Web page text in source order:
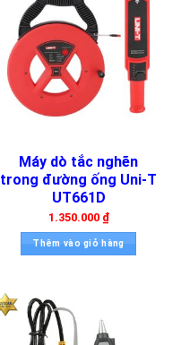
Máy dò tắc nghẽn
trong đường ống Uni-T
UT661D
1.350.000 ₫
Thêm vào giỏ hàng